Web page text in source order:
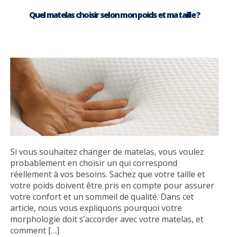
Quel matelas choisir selon mon poids et ma taille ?
Si vous souhaitez changer de matelas, vous voulez
probablement en choisir un qui correspond
réellement à vos besoins. Sachez que votre taille et
votre poids doivent être pris en compte pour assurer
votre confort et un sommeil de qualité. Dans cet
article, nous vous expliquons pourquoi votre
morphologie doit s’accorder avec votre matelas, et
comment […]